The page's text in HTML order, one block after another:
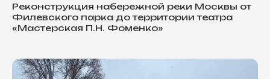
Реконструкция набережной реки Москвы от
Филевского парка до территории театра
«Мастерская П.Н. Фоменко»